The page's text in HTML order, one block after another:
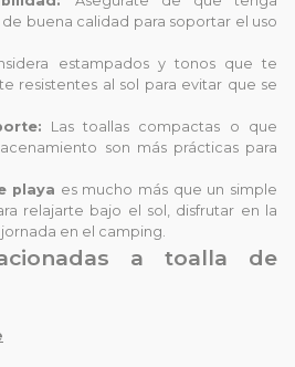
buena calidad para soportar el uso
estampados y tonos que te
resistentes al sol para evitar que se
Las toallas compactas o que
son más prácticas para
playa es mucho más que un simple
relajarte bajo el sol, disfrutar en la
en el camping.
a toalla de